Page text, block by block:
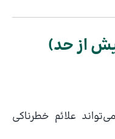
از حد)
علائم خطرناکی